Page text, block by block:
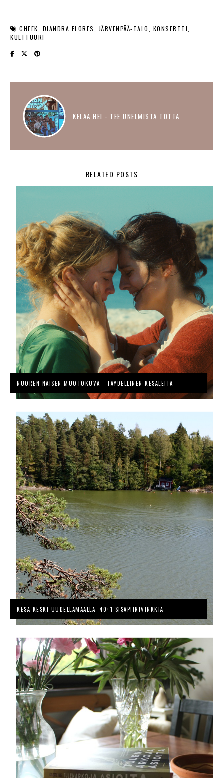
CHEEK DIANDRA FLORES JÄRVENPÄÄ-TALO
KONSERTTI
KULTTUURI
KELAA HEI - TEE UNELMISTA TOTTA
RELATED POSTS
NUOREN NAISEN MUOTOKUVA - TÄYDELLINEN KESÄLEFFA
KESÄ KESKI-UUDELLAMAALLA: 40+1 SISÄPIIRIVINKKIÄ